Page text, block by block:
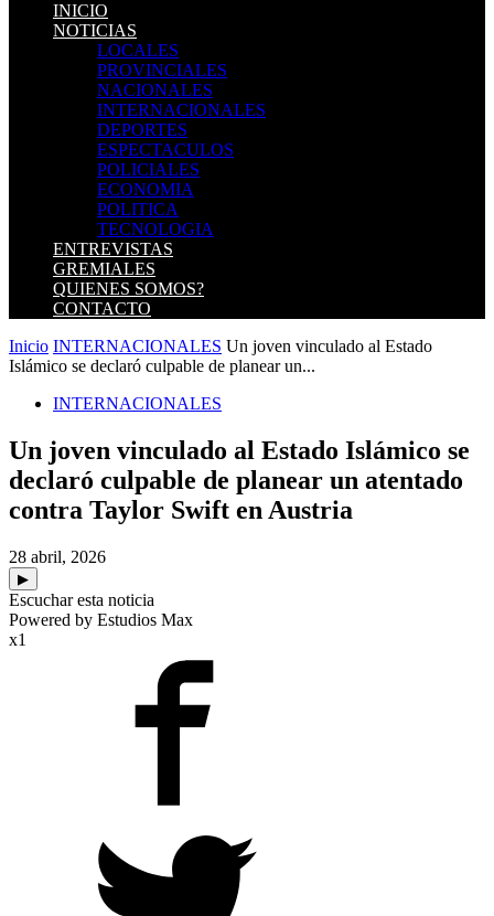
INICIO
NOTICIAS
LOCALES
PROVINCIALES
NACIONALES
INTERNACIONALES
DEPORTES
ESPECTACULOS
POLICIALES
ECONOMIA
POLITICA
TECNOLOGIA
ENTREVISTAS
GREMIALES
QUIENES SOMOS?
CONTACTO
Inicio INTERNACIONALES Un joven vinculado al Estado
Islámico se declaró culpable de planear un...
INTERNACIONALES
Un joven vinculado al Estado Islámico se
declaró culpable de planear un atentado
contra Taylor Swift en Austria
28 abril, 2026
▶
Escuchar esta noticia
Powered by Estudios Max
x1